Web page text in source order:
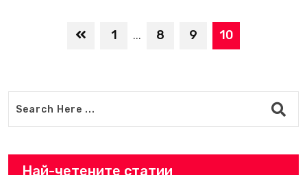
1 ... 8 9 10
Най-четените статии